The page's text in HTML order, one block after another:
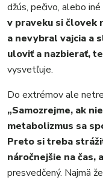
džús, pečivo, alebo
v praveku si človek
a nevybral vajcia a
uloviť a nazbierať,
vysvetľuje.
Do extrémov ale
„Samozrejme, ak
metabolizmus sa
Preto si treba
náročnejšie na čas,
presvedčený. Najmä